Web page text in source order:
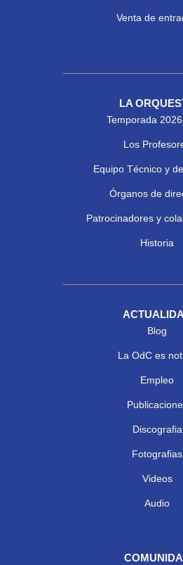
Venta de
LA
Temporada
Los
Equipo Técnico y
Órganos de
Patrocinadores y
Historia
Blog
La OdC es
Empleo
Discografia
Fotografias
Videos
Audio